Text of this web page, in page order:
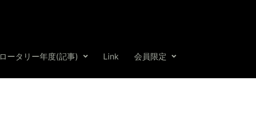
ロータリー年度(記事) Link 会員限定